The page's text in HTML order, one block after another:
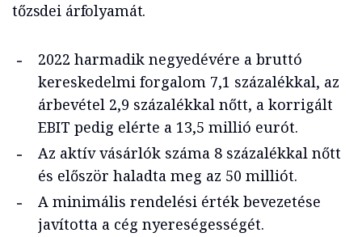
tőzsdei árfolyamát.
2022 harmadik negyedévére a bruttó
kereskedelmi forgalom 7,1 százalékkal, az
árbevétel 2,9 százalékkal nőtt, a korrigált
EBIT pedig elérte a 13,5 millió eurót.
Az aktív vásárlók száma 8 százalékkal nőtt
és először haladta meg az 50 milliót.
A minimális rendelési érték bevezetése
javította a cég nyereségességét.